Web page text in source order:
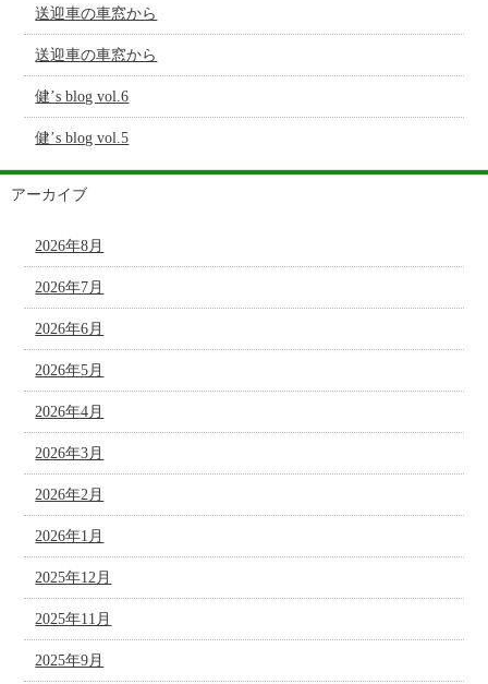
送迎車の車窓から
送迎車の車窓から
健’s blog vol.6
健’s blog vol.5
アーカイブ
2026年8月
2026年7月
2026年6月
2026年5月
2026年4月
2026年3月
2026年2月
2026年1月
2025年12月
2025年11月
2025年9月